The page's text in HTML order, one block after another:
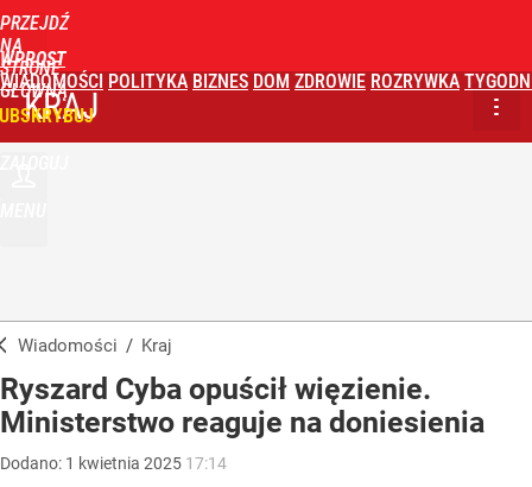
PRZEJDŹ
NA
STRONĘ
GŁÓWNĄ
WPROST
WIADOMOŚCI POLITYKA BIZNES DOM ZDROWIE ROZRYWKA
KRAJ
Wiadomości / Kraj
Ryszard Cyba opuścił więzienie.
Ministerstwo reaguje na doniesienia
Dodano: 1 kwietnia 2025 17:14